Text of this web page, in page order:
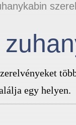
egy helyen.